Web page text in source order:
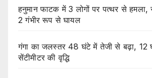
हनुमान फाटक में 3 लोगों पर पत्थर से हमला,
2 गंभीर रूप से घायल
गंगा का जलस्तर 48 घंटे में तेजी से बढ़ा, 12
सेंटीमीटर की वृद्धि